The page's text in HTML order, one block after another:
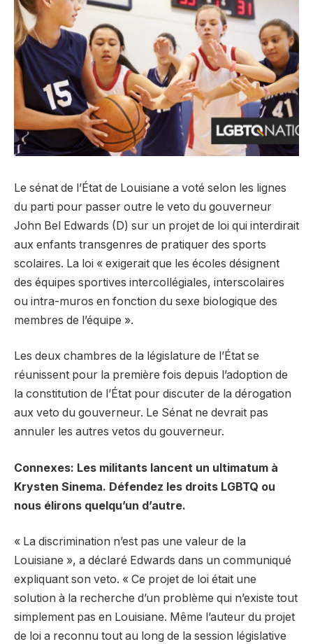
Le sénat de l’État de Louisiane a voté selon les lignes
du parti pour passer outre le veto du gouverneur
John Bel Edwards (D) sur un projet de loi qui interdirait
aux enfants transgenres de pratiquer des sports
scolaires. La loi « exigerait que les écoles désignent
des équipes sportives intercollégiales, interscolaires
ou intra-muros en fonction du sexe biologique des
membres de l’équipe ».
Les deux chambres de la législature de l’État se
réunissent pour la première fois depuis l’adoption de
la constitution de l’État pour discuter de la dérogation
aux veto du gouverneur. Le Sénat ne devrait pas
annuler les autres vetos du gouverneur.
Connexes: Les militants lancent un ultimatum à
Krysten Sinema. Défendez les droits LGBTQ ou
nous élirons quelqu’un d’autre.
« La discrimination n’est pas une valeur de la
Louisiane », a déclaré Edwards dans un communiqué
expliquant son veto. « Ce projet de loi était une
solution à la recherche d’un problème qui n’existe tout
simplement pas en Louisiane. Même l’auteur du projet
de loi a reconnu tout au long de la session législative